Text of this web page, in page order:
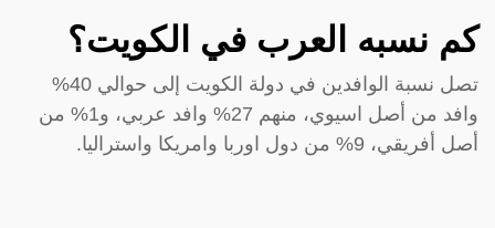
كم نسبه العرب في الكويت؟
تصل نسبة الوافدين في دولة الكويت إلى حوالي 40%
وافد من أصل اسيوي، منهم 27% وافد عربي، و1% من
أصل أفريقي، 9% من دول اوربا وامريكا واستراليا.